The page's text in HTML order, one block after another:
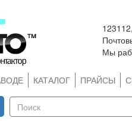
Мы
КАТАЛОГ ПРАЙСЫ